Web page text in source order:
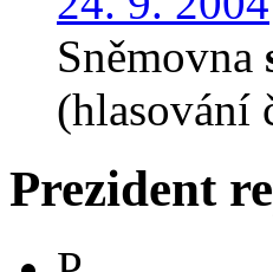
Sněmovna
(hlasování
Prezident